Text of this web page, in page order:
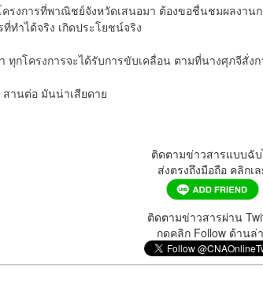
รงการที่พาณิชย์จังหวัดเสนอมา ต้องขอชื่นชมผลงาน
ที่ทำได้จริง เกิดประโยชน์จริง
ทุกโครงการจะได้รับการขับเคลื่อน ตามที่นางศุภจีสั่งก
านต่อ มันน่าเสียดาย
ติดตามข่าวสารแบบฉับ
ส่งตรงถึงมือถือ คลิกเ
ติดตามข่าวสารผ่าน
กดคลิก Follow ด้านล่